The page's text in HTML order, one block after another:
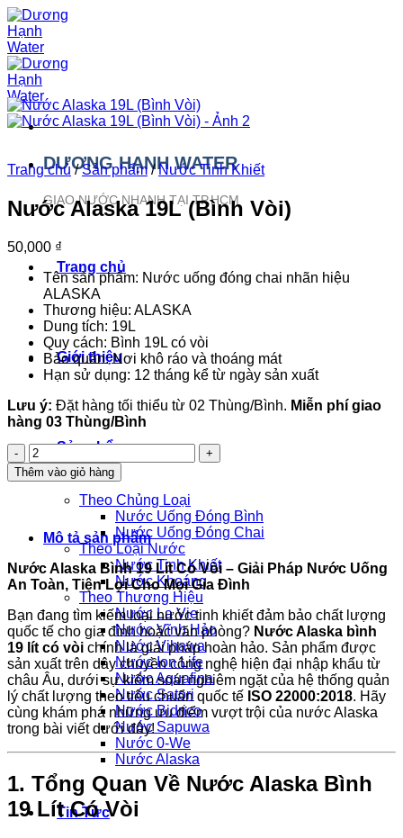
Bỏ
qua
nội
dung
DƯƠNG HẠNH WATER
GIAO NƯỚC NHANH TẠI TP.HCM
Trang chủ
Giới thiệu
Sản phẩm
Theo Chủng Loại
Nước Uống Đóng Bình
Nước Uống Đóng Chai
Theo Loại Nước
Nước Tinh Khiết
Nước Khoáng
Theo Thương Hiệu
Nước La Vie
Nước Vĩnh Hảo
Nước Vihawa
Nước Ion Life
Nước Aquafina
Nước Satori
Nước Bidrico
Nước Sapuwa
Nước 0-We
Nước Alaska
Tin Tức
Trang chủ / Sản phẩm / Nước Tinh Khiết
Nước Alaska 19L (Bình Vòi)
50,000 ₫
Tên sản phẩm: Nước uống đóng chai nhãn hiệu
ALASKA
Thương hiệu: ALASKA
Dung tích: 19L
Quy cách: Bình 19L có vòi
Bảo quản: Nơi khô ráo và thoáng mát
Hạn sử dụng: 12 tháng kể từ ngày sản xuất
Lưu ý: Đặt hàng tối thiểu từ 02 Thùng/Bình. Miễn phí giao
hàng 03 Thùng/Bình
Nước
Alaska
19L
lượng
Thêm vào giỏ hàng
Mô tả sản phẩm
Nước Alaska Bình 19 Lít Có Vòi – Giải Pháp Nước Uống
An Toàn, Tiện Lợi Cho Mọi Gia Đình
Bạn đang tìm kiếm loại nước tinh khiết đảm bảo chất lượng
quốc tế cho gia đình hoặc văn phòng? Nước Alaska bình
19 lít có vòi chính là giải pháp hoàn hảo. Sản phẩm được
sản xuất trên dây chuyền công nghệ hiện đại nhập khẩu từ
châu Âu, dưới sự kiểm soát nghiêm ngặt của hệ thống quản
lý chất lượng theo tiêu chuẩn quốc tế ISO 22000:2018. Hãy
cùng khám phá những ưu điểm vượt trội của nước Alaska
trong bài viết dưới đây!
1. Tổng Quan Về Nước Alaska Bình
19 Lít Có Vòi